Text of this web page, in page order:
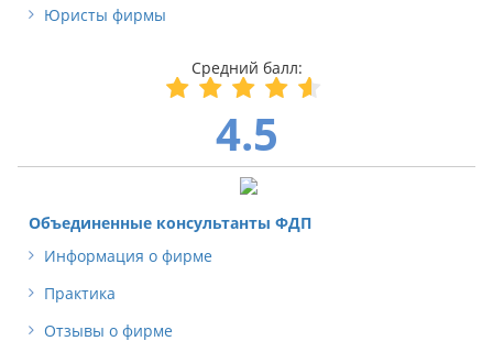
Юристы фирмы
4.5
Объединенные консультанты ФДП
Информация о фирме
Практика
Отзывы о фирме